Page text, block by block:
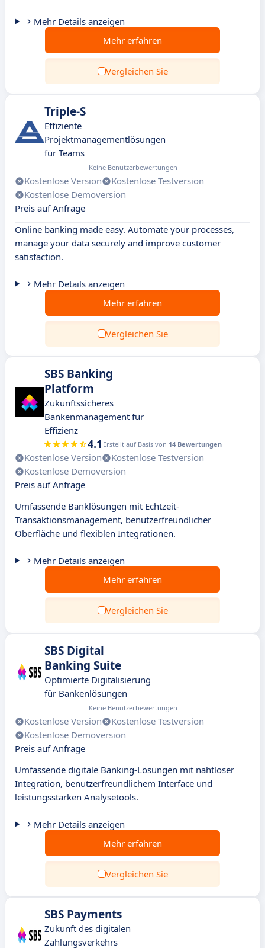
Mehr Details anzeigen
Mehr erfahren
Vergleichen Sie
Triple-S
Effiziente
Projektmanagementlösungen
für Teams
Keine Benutzerbewertungen
Kostenlose Version
Kostenlose Testversion
Kostenlose Demoversion
Preis auf Anfrage
Online banking made easy. Automate your processes,
manage your data securely and improve customer
satisfaction.
Mehr Details anzeigen
Mehr erfahren
Vergleichen Sie
SBS Banking
Platform
Zukunftssicheres
Bankenmanagement für
Effizienz
4.1 Erstellt auf Basis von 14 Bewertungen
Kostenlose Version
Kostenlose Testversion
Kostenlose Demoversion
Preis auf Anfrage
Umfassende Banklösungen mit Echtzeit-
Transaktionsmanagement, benutzerfreundlicher
Oberfläche und flexiblen Integrationen.
Mehr Details anzeigen
Mehr erfahren
Vergleichen Sie
SBS Digital
Banking Suite
Optimierte Digitalisierung
für Bankenlösungen
Keine Benutzerbewertungen
Kostenlose Version
Kostenlose Testversion
Kostenlose Demoversion
Preis auf Anfrage
Umfassende digitale Banking-Lösungen mit nahtloser
Integration, benutzerfreundlichem Interface und
leistungsstarken Analysetools.
Mehr Details anzeigen
Mehr erfahren
Vergleichen Sie
SBS Payments
Zukunft des digitalen
Zahlungsverkehrs